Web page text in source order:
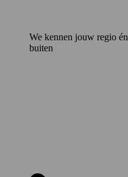
We kennen jouw regio
buiten